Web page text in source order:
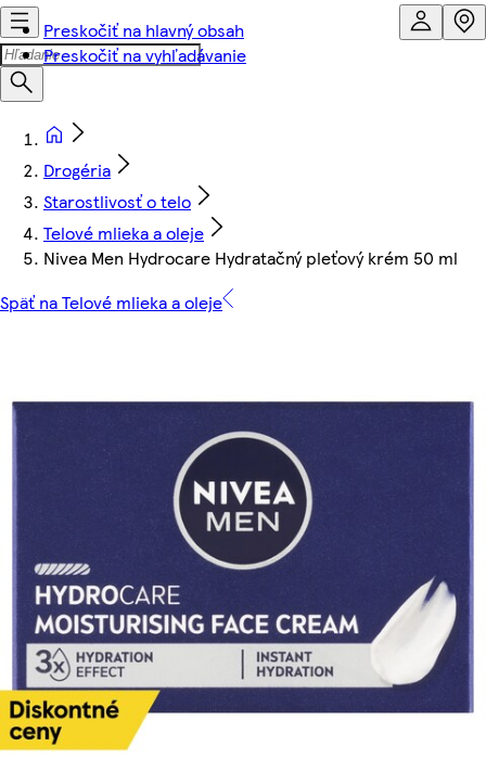
Preskočiť na hlavný obsah
Preskočiť na vyhľadávanie
Drogéria
Starostlivosť o telo
Telové mlieka a oleje
Nivea Men Hydrocare Hydratačný pleťový krém 50 ml
Späť na Telové mlieka a oleje